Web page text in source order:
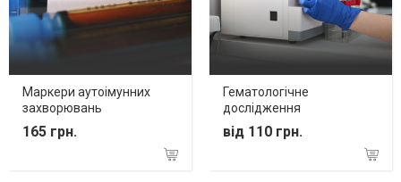
Маркери аутоімунних
захворювань
165 грн.
Гематологічне
дослідження
від 110 грн.